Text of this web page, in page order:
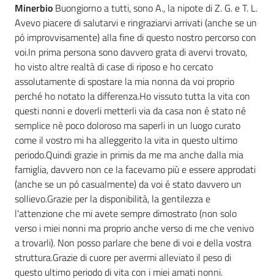
Minerbio Buongiorno a tutti, sono A., la nipote di Z. G. e T. L.
Avevo piacere di salutarvi e ringraziarvi arrivati (anche se un
pó improvvisamente) alla fine di questo nostro percorso con
voi.In prima persona sono davvero grata di avervi trovato,
ho visto altre realtà di case di riposo e ho cercato
assolutamente di spostare la mia nonna da voi proprio
perché ho notato la differenza.Ho vissuto tutta la vita con
questi nonni e doverli metterli via da casa non é stato né
semplice nè poco doloroso ma saperli in un luogo curato
come il vostro mi ha alleggerito la vita in questo ultimo
periodo.Quindi grazie in primis da me ma anche dalla mia
famiglia, davvero non ce la facevamo più e essere approdati
(anche se un pó casualmente) da voi é stato davvero un
sollievo.Grazie per la disponibilità, la gentilezza e
l'attenzione che mi avete sempre dimostrato (non solo
verso i miei nonni ma proprio anche verso di me che venivo
a trovarli). Non posso parlare che bene di voi e della vostra
struttura.Grazie di cuore per avermi alleviato il peso di
questo ultimo periodo di vita con i miei amati nonni.